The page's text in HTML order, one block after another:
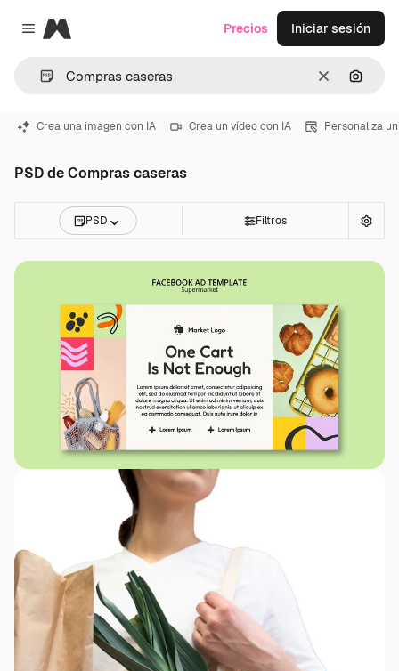
Close menu
Magnific
Borrar
Precios Iniciar sesión
Crea una imagen con IA Crea un vídeo con IA Personaliza
PSD de Compras caseras
PSD Filtros